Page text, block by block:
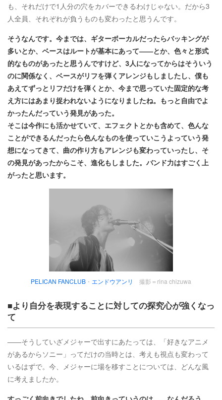
も、それだけで1人分の穴をカバーできるわけじゃない。だから3
人全員、それぞれが負うものも変わったと思うんです。
そうなんです。今までは、ギターボーカルだったらバッキングが
多いとか、ベースはルートが基本にあって――とか、色々と形式
的なものがあったと思うんですけど、3人になってからはそういう
のに関係なく、ベースがリフを弾くアレンジもしましたし、僕も
あえてずっとリフだけを弾くとか、今まで思っていた固定的な考
え方にはあまり捉われないようになりましたね。もっと自由でよ
かったんだっていう発見があった。
そこは今作にも活かせていて、エフェクトとかも含めて、色んな
ことができるんだったら色んなものを使っていこうよっていう発
想になってきて、曲の作り方もアレンジも変わっていったし、そ
の発見があったからこそ、進化もしました。バンド力はすごく上
がったと思います。
PELICAN FANCLUB ・ エンドウアンリ 撮影＝rina chizuwa
■より自分を表現することに対しての探究心が強くなっ
て
――そうしていざメジャーで出すにあたっては、「好きなアニメ
があるからソニー」ってだけの当時とは、考えも視点も変わって
いるはずで。今、メジャーに場を移すことについては、どんな風
に考えましたか。